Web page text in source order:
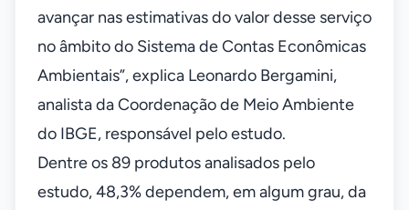
avançar nas estimativas do valor desse serviço
no âmbito do Sistema de Contas Econômicas
Ambientais”, explica Leonardo Bergamini,
analista da Coordenação de Meio Ambiente
do IBGE, responsável pelo estudo.
Dentre os 89 produtos analisados pelo
estudo, 48,3% dependem, em algum grau, da